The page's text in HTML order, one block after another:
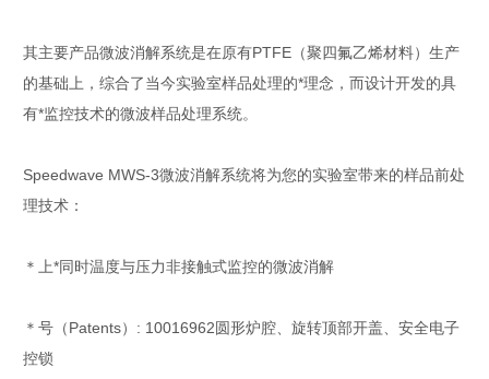
其主要产品微波消解系统是在原有PTFE（聚四氟乙烯材料）生产
的基础上，综合了当今实验室样品处理的*理念，而设计开发的具
有*监控技术的微波样品处理系统。
Speedwave MWS-3微波消解系统将为您的实验室带来的样品前处
理技术：
＊上*同时温度与压力非接触式监控的微波消解
＊号（Patents）: 10016962圆形炉腔、旋转顶部开盖、安全电子
控锁